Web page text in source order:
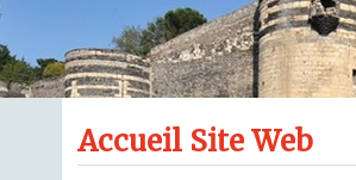
Accueil Site Web